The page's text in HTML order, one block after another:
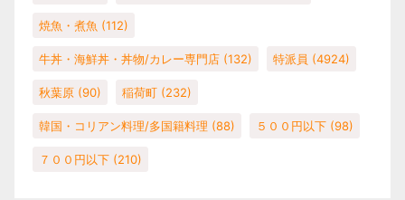
焼魚・煮魚 (112)
牛丼・海鮮丼・丼物/カレー専門店 (132) 特派員 (4924)
秋葉原 (90) 稲荷町 (232)
韓国・コリアン料理/多国籍料理 (88) ５００円以下 (98)
７００円以下 (210)